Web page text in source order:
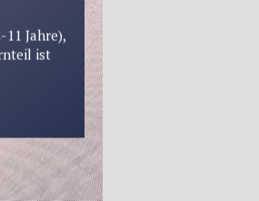
Jahre),
ist